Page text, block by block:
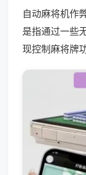
自动麻将机作
是指通过一些
现控制麻将牌